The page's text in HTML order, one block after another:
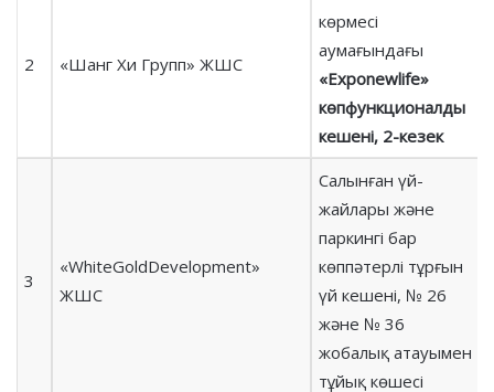
2 «Шанг Хи Групп» ЖШС
көрмесі
аумағындағы
«Exponewlife»
көпфункционалды
кешені, 2-кезек
3
«WhiteGoldDevelopment»
ЖШС
Салынған үй-
жайлары және
паркингі бар
көппәтерлі тұрғын
үй кешені, № 26
және № 36
жобалық атауымен
тұйық көшесі